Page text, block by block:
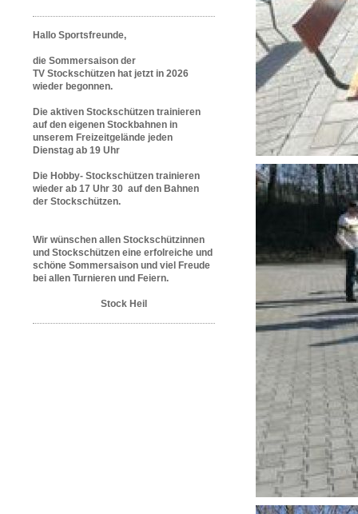
Hallo Sportsfreunde,
die Sommersaison der
TV Stockschützen hat jetzt in 2026
wieder begonnen.
Die aktiven Stockschützen trainieren
auf den eigenen Stockbahnen in
unserem Freizeitgelände jeden
Dienstag ab 19 Uhr
Die Hobby- Stockschützen trainieren
wieder ab 17 Uhr 30 auf den Bahnen
der Stockschützen.
Wir wünschen allen Stockschützinnen
und Stockschützen eine erfolreiche und
schöne Sommersaison und viel Freude
bei allen Turnieren und Feiern.
Stock Heil